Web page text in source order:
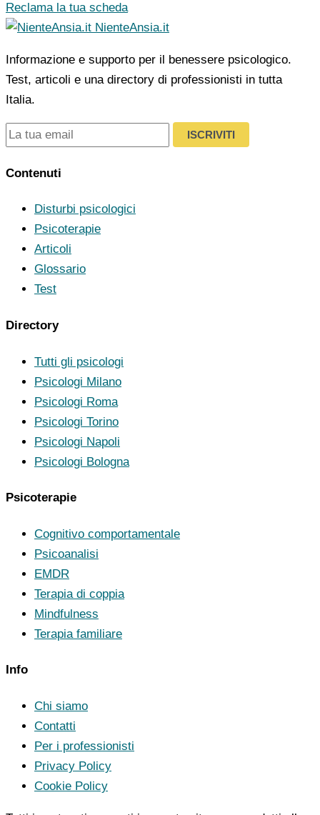
Reclama la tua scheda
NienteAnsia.it
Informazione e supporto per il benessere psicologico.
Test, articoli e una directory di professionisti in tutta
Italia.
ISCRIVITI
Contenuti
Disturbi psicologici
Psicoterapie
Articoli
Glossario
Test
Directory
Tutti gli psicologi
Psicologi Milano
Psicologi Roma
Psicologi Torino
Psicologi Napoli
Psicologi Bologna
Psicoterapie
Cognitivo comportamentale
Psicoanalisi
EMDR
Terapia di coppia
Mindfulness
Terapia familiare
Info
Chi siamo
Contatti
Per i professionisti
Privacy Policy
Cookie Policy